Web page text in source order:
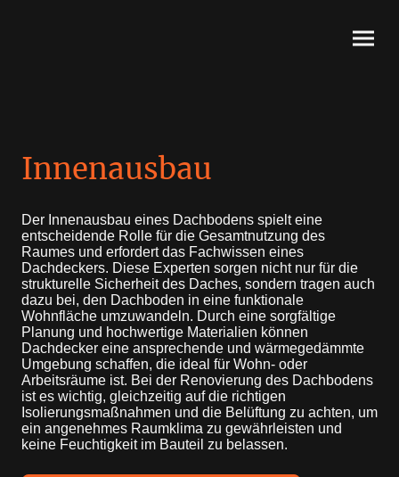
Innenausbau
Der Innenausbau eines Dachbodens spielt eine
entscheidende Rolle für die Gesamtnutzung des
Raumes und erfordert das Fachwissen eines
Dachdeckers. Diese Experten sorgen nicht nur für die
strukturelle Sicherheit des Daches, sondern tragen auch
dazu bei, den Dachboden in eine funktionale
Wohnfläche umzuwandeln. Durch eine sorgfältige
Planung und hochwertige Materialien können
Dachdecker eine ansprechende und wärmegedämmte
Umgebung schaffen, die ideal für Wohn- oder
Arbeitsräume ist. Bei der Renovierung des Dachbodens
ist es wichtig, gleichzeitig auf die richtigen
Isolierungsmaßnahmen und die Belüftung zu achten, um
ein angenehmes Raumklima zu gewährleisten und
keine Feuchtigkeit im Bauteil zu belassen.